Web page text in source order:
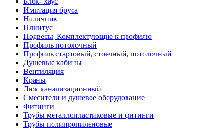
Имитация бруса
Наличник
Плинтус
Подвесы, Комплектующие к профилю
Профиль потолочный
Профиль стартовый, стоечный, потолочный
Душевые кабины
Вентиляция
Краны
Люк канализационный
Смесители и душевое оборудование
Фитинги
Трубы металлопластиковые и фитинги
Трубы полипропиленовые